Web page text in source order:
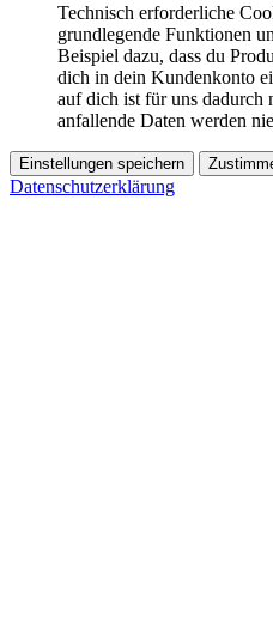
Technisch erforderliche
grundlegende Funktionen
Beispiel dazu, dass du
dich in dein Kundenkonto
auf dich ist für uns dadurch
anfallende Daten werden
Einstellungen speichern
Datenschutzerklärung